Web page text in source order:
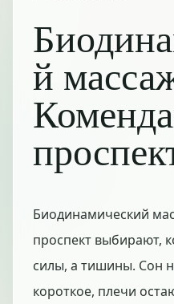
й
Биодинамический
проспект выбирают,
силы, а тишины. Сон
короткое, плечи